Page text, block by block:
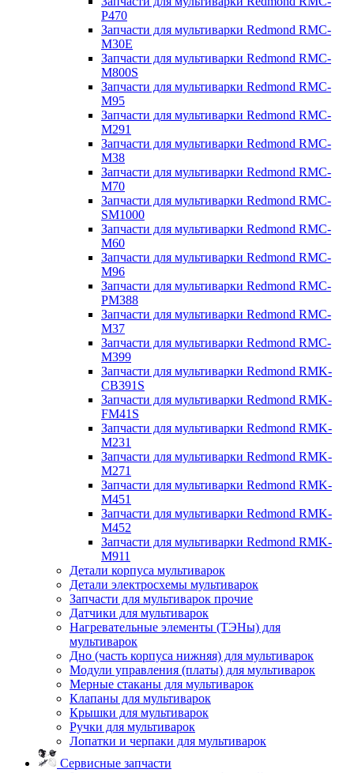
P470
Запчасти для мультиварки Redmond RMC-
M30E
Запчасти для мультиварки Redmond RMC-
M800S
Запчасти для мультиварки Redmond RMC-
M95
Запчасти для мультиварки Redmond RMC-
M291
Запчасти для мультиварки Redmond RMC-
M38
Запчасти для мультиварки Redmond RMC-
M70
Запчасти для мультиварки Redmond RMC-
SM1000
Запчасти для мультиварки Redmond RMC-
M60
Запчасти для мультиварки Redmond RMC-
M96
Запчасти для мультиварки Redmond RMC-
PM388
Запчасти для мультиварки Redmond RMC-
M37
Запчасти для мультиварки Redmond RMC-
M399
Запчасти для мультиварки Redmond RMK-
CB391S
Запчасти для мультиварки Redmond RMK-
FM41S
Запчасти для мультиварки Redmond RMK-
M231
Запчасти для мультиварки Redmond RMK-
M271
Запчасти для мультиварки Redmond RMK-
M451
Запчасти для мультиварки Redmond RMK-
M452
Запчасти для мультиварки Redmond RMK-
M911
Детали корпуса мультиварок
Детали электросхемы мультиварок
Запчасти для мультиварок прочие
Датчики для мультиварок
Нагревательные элементы (ТЭНы) для
мультиварок
Дно (часть корпуса нижняя) для мультиварок
Модули управления (платы) для мультиварок
Мерные стаканы для мультиварок
Клапаны для мультиварок
Крышки для мультиварок
Ручки для мультиварок
Лопатки и черпаки для мультиварок
Сервисные запчасти